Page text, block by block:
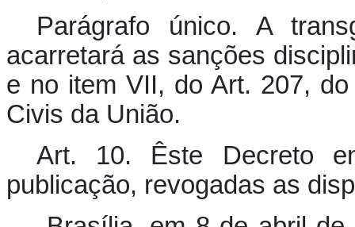
Parágrafo único.A
acarretará as sanções
e no item VII, do Art. 207,
Civis da União.
Art. 10. Êste Decreto
publicação, revogadas as